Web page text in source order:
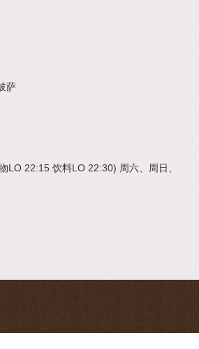
萨
22:15 饮料LO 22:30) 周六、周日、